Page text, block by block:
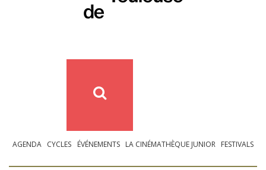
AGENDA CYCLES ÉVÉNEMENTS LA CINÉMATHÈQUE JUNIOR FESTIVALS